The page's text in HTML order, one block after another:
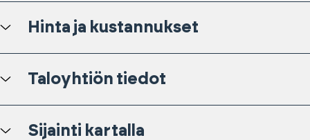
Hinta ja kustannukset
Taloyhtiön tiedot
Sijainti kartalla